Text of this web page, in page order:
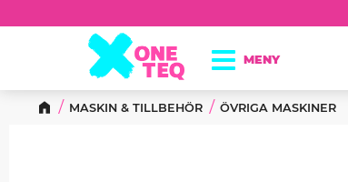
MASKIN & TILLBEHÖR ÖVRIGA MASKINER